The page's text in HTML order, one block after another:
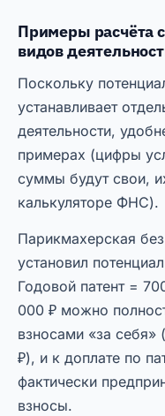
Примеры расчёта
видов
Поскольку
устанавливает
деятельности,
примерах (цифры
суммы будут свои,
калькуляторе ФНС).
Парикмахерская
установил
Годовой патент =
000 ₽ можно
взносами «за себя»
₽), и к доплате по
фактически
взносы.